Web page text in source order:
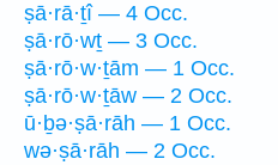
ṣā·rā·ṯî — 4 Occ.
ṣā·rō·wṯ — 3 Occ.
ṣā·rō·w·ṯām — 1 Occ.
ṣā·rō·w·ṯāw — 2 Occ.
ū·ḇə·ṣā·rāh — 1 Occ.
wə·ṣā·rāh — 2 Occ.